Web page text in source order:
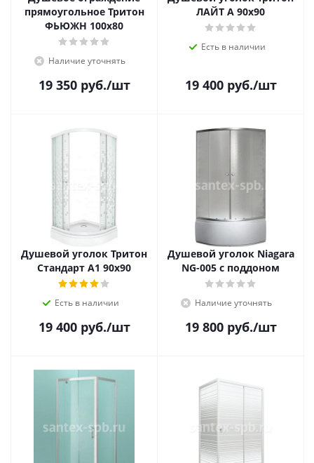
прямоугольное Тритон
ФЬЮЖН 100x80
Наличие уточнять
19 350руб./шт
ЛАЙТ А 90x90
Есть в наличии
19 400руб./шт
Душевой уголок Тритон
Стандарт А1 90x90
Есть в наличии
19 400руб./шт
Душевой уголок Niagara
NG-005 с поддоном
Наличие уточнять
19 800руб./шт